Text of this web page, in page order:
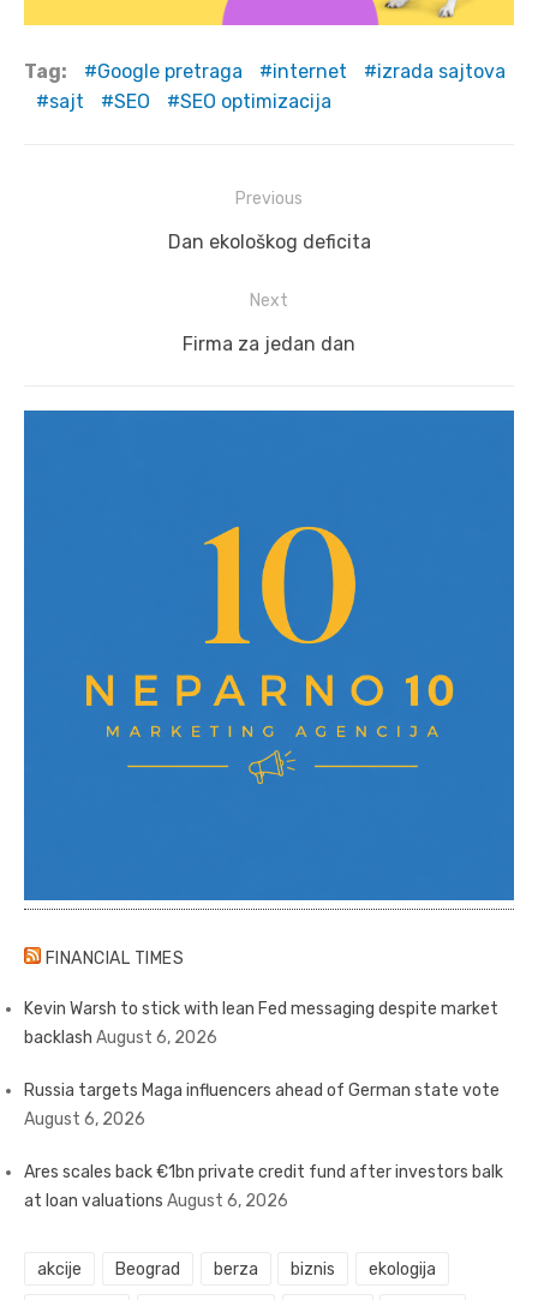
Tag: Google pretraga internet
izrada sajtova
sajt
SEO SEO optimizacija
Previous
Previous
Dan ekološkog deficita
Next
Next
Firma za jedan dan
FINANCIAL TIMES
Kevin Warsh to stick with lean Fed messaging despite market
backlash August 6, 2026
Russia targets Maga influencers ahead of German state vote
August 6, 2026
Ares scales back €1bn private credit fund after investors balk
at loan valuations August 6, 2026
akcije Beograd berza biznis ekologija